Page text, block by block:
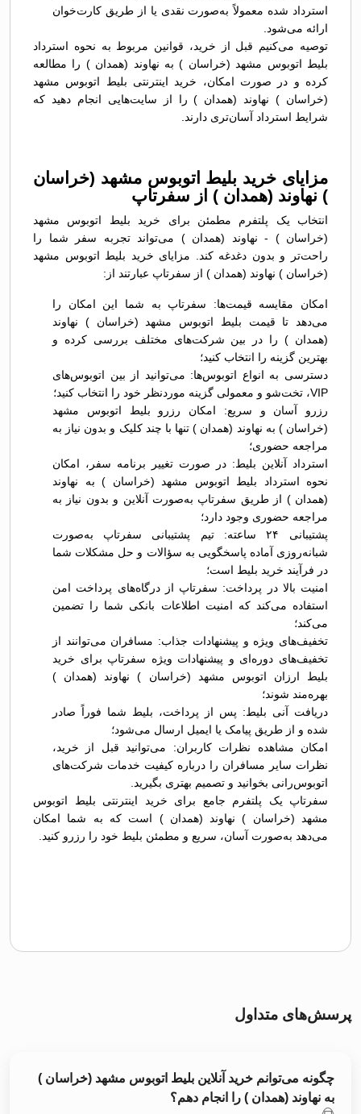
استرداد شده معمولاً به‌صورت نقدی یا از طریق کارت‌خوان
ارائه می‌شود.
توصیه می‌کنیم قبل از خرید، قوانین مربوط به نحوه استرداد
بلیط اتوبوس مشهد (خراسان ) به نهاوند (همدان ) را مطالعه
کرده و در صورت امکان، خرید اینترنتی بلیط اتوبوس مشهد
(خراسان ) نهاوند (همدان ) را از سایت‌هایی انجام دهید که
شرایط استرداد آسان‌تری دارند.
مزایای خرید بلیط اتوبوس مشهد (خراسان
) نهاوند (همدان ) از سفرتاپ
انتخاب یک پلتفرم مطمئن برای خرید بلیط اتوبوس مشهد
(خراسان ) - نهاوند (همدان ) می‌تواند تجربه سفر شما را
راحت‌تر و بدون دغدغه کند. مزایای خرید بلیط اتوبوس مشهد
(خراسان ) نهاوند (همدان ) از سفرتاپ عبارتند از:
امکان مقایسه قیمت‌ها: سفرتاپ به شما این امکان را
می‌دهد تا قیمت بلیط اتوبوس مشهد (خراسان ) نهاوند
(همدان ) را در بین شرکت‌های مختلف بررسی کرده و
بهترین گزینه را انتخاب کنید؛
دسترسی به انواع اتوبوس‌ها: می‌توانید از بین اتوبوس‌های
VIP، تخت‌شو و معمولی گزینه موردنظر خود را انتخاب کنید؛
رزرو آسان و سریع: امکان رزرو بلیط اتوبوس مشهد
(خراسان ) به نهاوند (همدان ) تنها با چند کلیک و بدون نیاز به
مراجعه حضوری؛
استرداد آنلاین بلیط: در صورت تغییر برنامه سفر، امکان
نحوه استرداد بلیط اتوبوس مشهد (خراسان ) به نهاوند
(همدان ) از طریق سفرتاپ به‌صورت آنلاین و بدون نیاز به
مراجعه حضوری وجود دارد؛
پشتیبانی ۲۴ ساعته: تیم پشتیبانی سفرتاپ به‌صورت
شبانه‌روزی آماده پاسخگویی به سؤالات و حل مشکلات شما
در فرآیند خرید بلیط است؛
امنیت بالا در پرداخت: سفرتاپ از درگاه‌های پرداخت امن
استفاده می‌کند که امنیت اطلاعات بانکی شما را تضمین
می‌کند؛
تخفیف‌های ویژه و پیشنهادات جذاب: مسافران می‌توانند از
تخفیف‌های دوره‌ای و پیشنهادات ویژه سفرتاپ برای خرید
بلیط ارزان اتوبوس مشهد (خراسان ) نهاوند (همدان )
بهره‌مند شوند؛
دریافت آنی بلیط: پس از پرداخت، بلیط شما فوراً صادر
شده و از طریق پیامک یا ایمیل ارسال می‌شود؛
امکان مشاهده نظرات کاربران: می‌توانید قبل از خرید،
نظرات سایر مسافران را درباره کیفیت خدمات شرکت‌های
اتوبوس‌رانی بخوانید و تصمیم بهتری بگیرید.
سفرتاپ یک پلتفرم جامع برای خرید اینترنتی بلیط اتوبوس
مشهد (خراسان ) نهاوند (همدان ) است که به شما امکان
می‌دهد به‌صورت آسان، سریع و مطمئن بلیط خود را رزرو کنید.
پرسش‌های متداول
چگونه می‌توانم خرید آنلاین بلیط اتوبوس مشهد (خراسان )
به نهاوند (همدان ) را انجام دهم؟